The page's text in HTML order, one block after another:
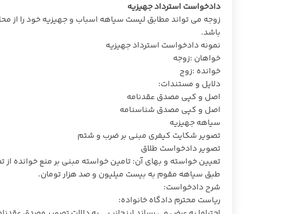
دادخواست استرداد جهیزیه
زوجه می تواند مطابق لیست سیاهه اسباب و جهیزیه خود را از
باشد.
نمونه دادخواست استرداد جهیزیه
خواهان :زوجه
خوانده :زوج
دلایل و مستندات:
اصل و کپی مصدق عقدنامه
اصل و کپی مصدق شناسنامه
سیاهه جهیزیه
تصویر شکایت کیفری مبنی بر ضرب و شتم
تصویر دادخواست طلاق
تعیین خواسته و بهای آن: تامین خواسته مبنی بر منع خوانده از
طبق سیاهه مقوم به بیست میلیون و صد هزار تومان.
شرح دادخواست:
ریاست محترم دادگاه خانواده: